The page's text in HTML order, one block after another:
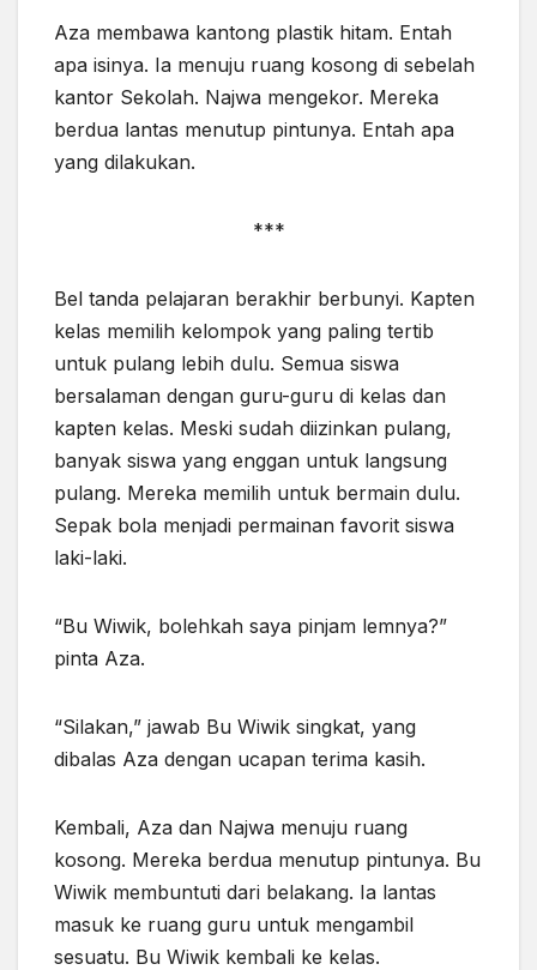
Aza membawa kantong plastik hitam. Entah
apa isinya. Ia menuju ruang kosong di sebelah
kantor Sekolah. Najwa mengekor. Mereka
berdua lantas menutup pintunya. Entah apa
yang dilakukan.
***
Bel tanda pelajaran berakhir berbunyi. Kapten
kelas memilih kelompok yang paling tertib
untuk pulang lebih dulu. Semua siswa
bersalaman dengan guru-guru di kelas dan
kapten kelas. Meski sudah diizinkan pulang,
banyak siswa yang enggan untuk langsung
pulang. Mereka memilih untuk bermain dulu.
Sepak bola menjadi permainan favorit siswa
laki-laki.
“Bu Wiwik, bolehkah saya pinjam lemnya?”
pinta Aza.
“Silakan,” jawab Bu Wiwik singkat, yang
dibalas Aza dengan ucapan terima kasih.
Kembali, Aza dan Najwa menuju ruang
kosong. Mereka berdua menutup pintunya. Bu
Wiwik membuntuti dari belakang. Ia lantas
masuk ke ruang guru untuk mengambil
sesuatu. Bu Wiwik kembali ke kelas.